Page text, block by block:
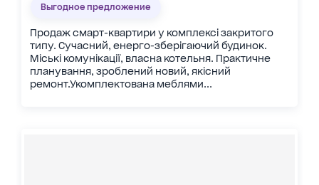
Выгодное предложение
Продаж смарт-квартири у комплексі закритого
типу. Сучасний, енерго-зберігаючий будинок.
Міські комунікації, власна котельня. Практичне
планування, зроблений новий, якісний
ремонт.Укомплектована меблями...